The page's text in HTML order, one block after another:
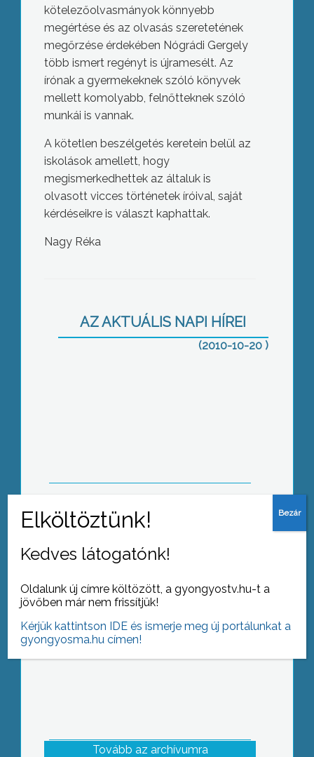
kötelezőolvasmányok könnyebb
megértése és az olvasás szeretetének
megőrzése érdekében Nógrádi Gergely
több ismert regényt is újramesélt. Az
írónak a gyermekeknek szóló könyvek
mellett komolyabb, felnőtteknek szóló
munkái is vannak.
A kötetlen beszélgetés keretein belül az
iskolások amellett, hogy
megismerkedhettek az általuk is
olvasott vicces történetek íróival, saját
kérdéseikre is választ kaphattak.
Nagy Réka
AZ AKTUÁLIS NAPI HÍREI
(2010-10-20 )
Szemvizsgálattal egybekötött nyílt
napot tartottak hétvégén a Bugát Pál
Tovább az archívumra
Kedves látogatónk!
Oldalunk új címre költözött, a gyongyostv.hu-t a
jövőben már nem frissítjük!
Kérjük kattintson IDE és ismerje meg új portálunkat a
gyongyosma.hu címen!